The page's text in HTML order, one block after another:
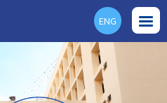
ENG